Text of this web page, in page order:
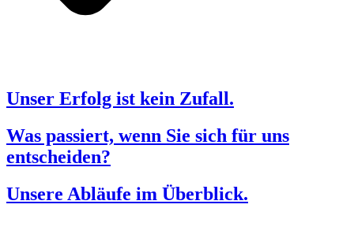
Unser Erfolg ist kein Zufall.
Was passiert, wenn Sie sich für uns
entscheiden?
Unsere Abläufe im Überblick.